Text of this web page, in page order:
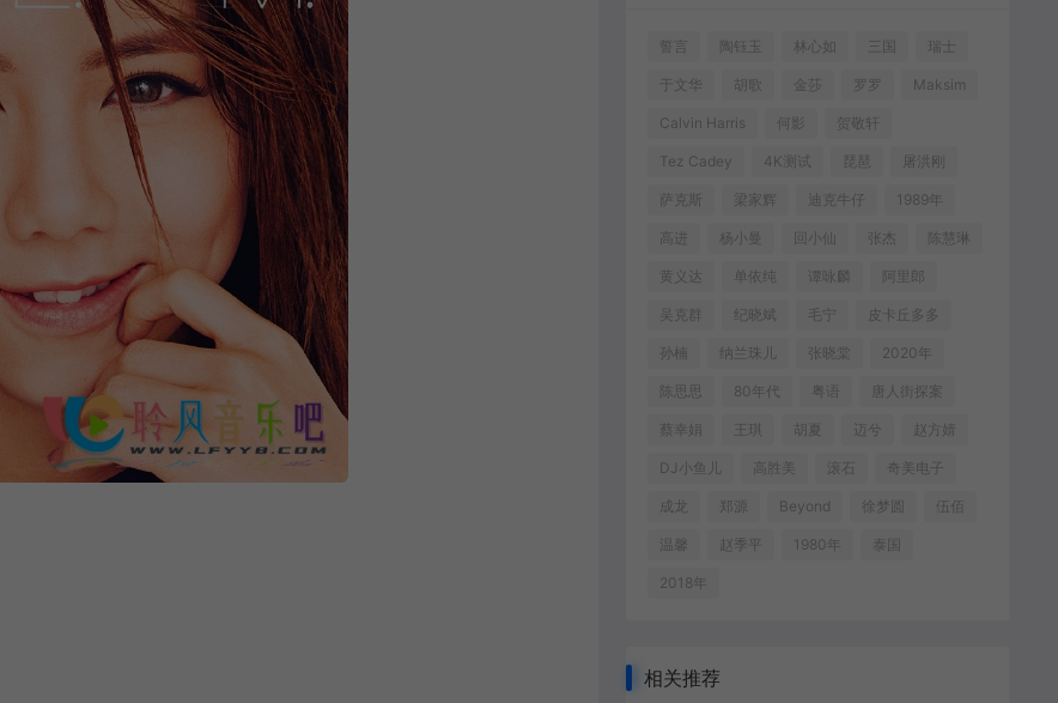
誓言 陶钰玉 林心如 三国 瑞士
于文华 胡歌 金莎 罗罗 Maksim
Calvin Harris 何影 贺敬轩
Tez Cadey 4K测试 琵琶 屠洪刚
萨克斯 梁家辉 迪克牛仔 1989年
高进 杨小曼 回小仙 张杰 陈慧琳
黄义达 单依纯 谭咏麟 阿里郎
吴克群 纪晓斌 毛宁 皮卡丘多多
孙楠 纳兰珠儿 张晓棠 2020年
陈思思 80年代 粤语 唐人街探案
蔡幸娟 王琪 胡夏 迈兮 赵方婧
DJ小鱼儿 高胜美 滚石 奇美电子
成龙 郑源 Beyond 徐梦圆 伍佰
温馨 赵季平 1980年 泰国
2018年
相关推荐